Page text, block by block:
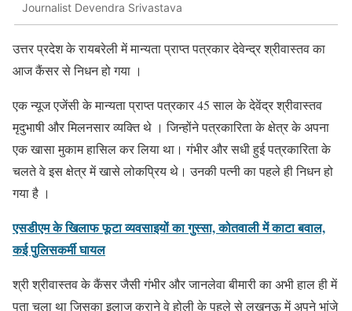
Journalist Devendra Srivastava
उत्तर प्रदेश के रायबरेली में मान्यता प्राप्त पत्रकार देवेन्द्र श्रीवास्तव का
आज कैंसर से निधन हो गया ।
एक न्यूज एजेंसी के मान्यता प्राप्त पत्रकार 45 साल के देवेंद्र श्रीवास्तव
मृदुभाषी और मिलनसार व्यक्ति थे । जिन्होंने पत्रकारिता के क्षेत्र के अपना
एक खासा मुकाम हासिल कर लिया था। गंभीर और सधी हुई पत्रकारिता के
चलते वे इस क्षेत्र में खासे लोकप्रिय थे। उनकी पत्नी का पहले ही निधन हो
गया है ।
एसडीएम के खिलाफ फूटा व्यवसाइयों का गुस्सा, कोतवाली में काटा बवाल,
कई पुलिसकर्मी घायल
श्री श्रीवास्तव के कैंसर जैसी गंभीर और जानलेवा बीमारी का अभी हाल ही में
पता चला था जिसका इलाज कराने वे होली के पहले से लखनऊ में अपने भांजे